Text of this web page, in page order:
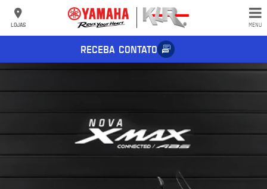
LOJAS MENU
RECEBA CONTATO